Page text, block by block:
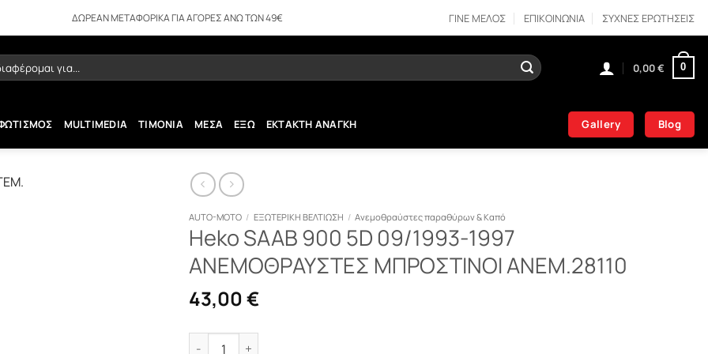
ΔΩΡΕΑΝ ΜΕΤΑΦΟΡΙΚΑ ΓΙΑ ΑΓΟΡΕΣ ΑΝΩ ΤΩΝ 49€ ΓΙΝΕ ΜΕΛΟΣ ΕΠΙΚΟΙΝΩΝΙΑ ΣΥΧΝΕΣ ΕΡΩΤΗΣΕΙΣ
0,00€ 0
MULTIMEDIA ΤΙΜΟΝΙΑ ΜΕΣΑ ΕΞΩ ΕΚΤΑΚΤΗ ΑΝΑΓΚΗ Gallery Blog
AUTO-MOTO / ΕΞΩΤΕΡΙΚΗ ΒΕΛΤΙΩΣΗ / Ανεμοθραύστες παραθύρων & Καπό
Heko SAAB 900 5D 09/1993-1997
ΑΝΕΜΟΘΡΑΥΣΤΕΣ ΜΠΡΟΣΤΙΝΟΙ ΑΝΕΜ.28110
43,00€
Heko SAAB 900 5D 09/1993-1997 ΑΝΕΜΟΘΡΑΥΣΤΕΣ ΜΠΡΟΣΤΙΝΟΙ ΑΝΕΜ.28110 ποσότητα